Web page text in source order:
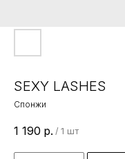
SEXY LASHES
Спонжи
1 190 р. / 1 шт